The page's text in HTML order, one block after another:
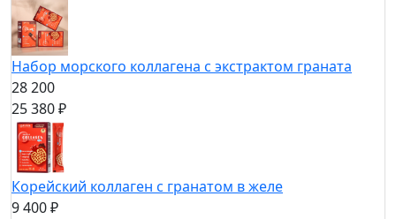
Набор морского коллагена с экстрактом граната
28 200
25 380 ₽
Корейский коллаген с гранатом в желе
9 400 ₽